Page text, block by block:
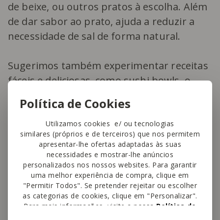
Política de Cookies
Utilizamos cookies e/ ou tecnologias
similares (próprios e de terceiros) que nos permitem
apresentar-lhe ofertas adaptadas às suas
necessidades e mostrar-lhe anúncios
personalizados nos nossos websites. Para garantir
uma melhor experiência de compra, clique em
"Permitir Todos". Se pretender rejeitar ou escolher
as categorias de cookies, clique em "Personalizar".
Para mais informações, visite a nossa Política de
de beixe, ou outros pratos à escolha. Além
de dar sabor ao prato, ajuda a reduzir a
necessidade de sal de forma natural.
Sugerimos também experimentar receitas
fáceis e deliciosas, comosushi bowls, o
um deliciosofolhado de salmão
Continente, onde
encontra algas
comestíveis ao melhor
preço